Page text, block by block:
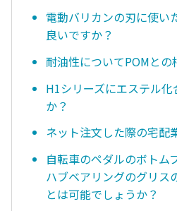
電動バリカンの刃に使い
良いですか？
耐油性についてPOMとの
H1シリーズにエステル
か？
ネット注文した際の宅配
自転車のペダルのボトム
ハブベアリングのグリス
とは可能でしょうか？